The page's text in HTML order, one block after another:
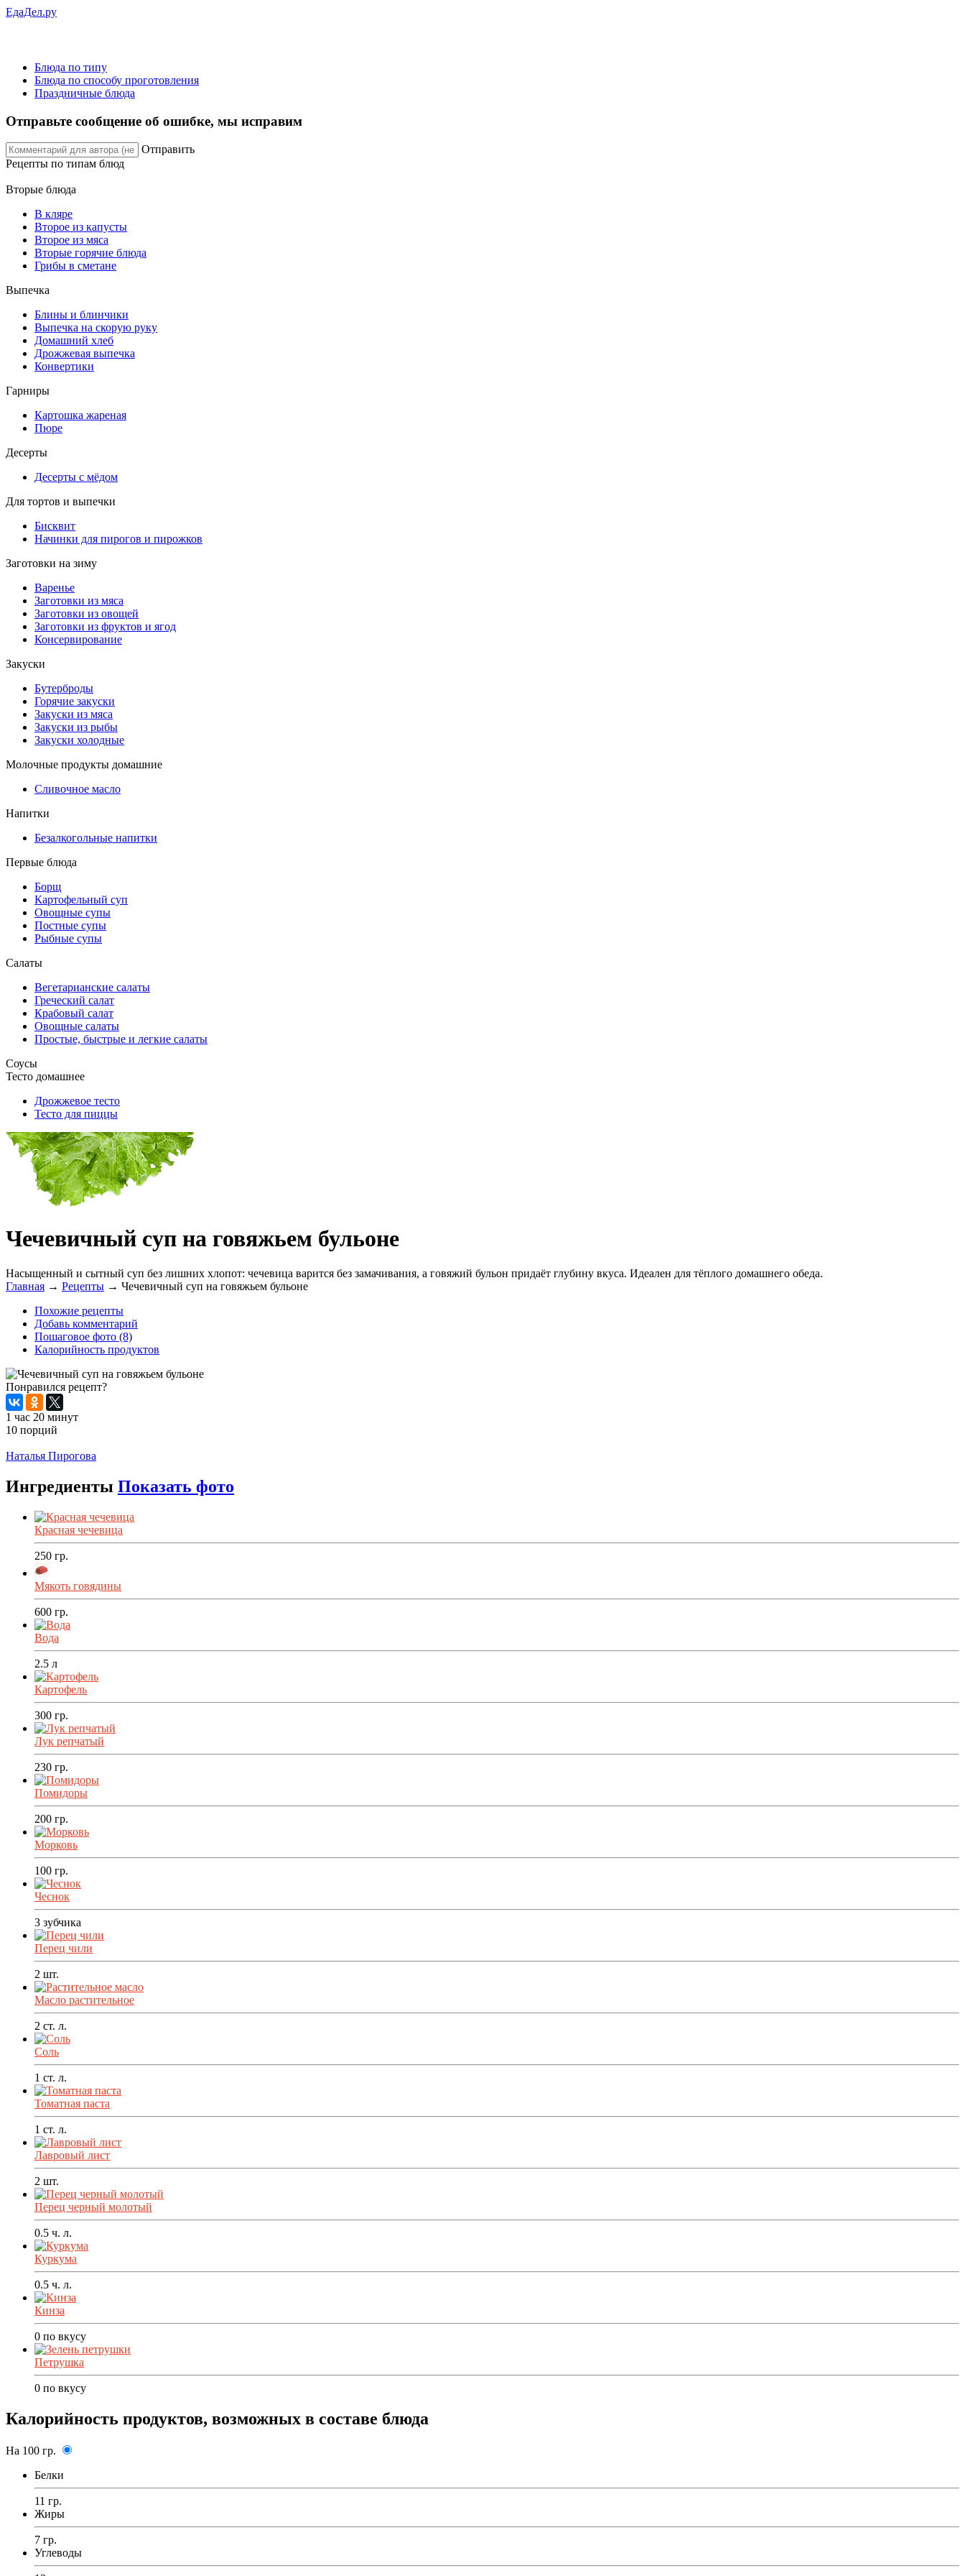
ЕдаДел.ру
Блюда по типу
Блюда по способу проготовления
Праздничные блюда
Отправьте сообщение об ошибке, мы исправим
Отправить
Рецепты по типам блюд
Вторые блюда
В кляре
Второе из капусты
Второе из мяса
Вторые горячие блюда
Грибы в сметане
Выпечка
Блины и блинчики
Выпечка на скорую руку
Домашний хлеб
Дрожжевая выпечка
Конвертики
Гарниры
Картошка жареная
Пюре
Десерты
Десерты с мёдом
Для тортов и выпечки
Бисквит
Начинки для пирогов и пирожков
Заготовки на зиму
Варенье
Заготовки из мяса
Заготовки из овощей
Заготовки из фруктов и ягод
Консервирование
Закуски
Бутерброды
Горячие закуски
Закуски из мяса
Закуски из рыбы
Закуски холодные
Молочные продукты домашние
Сливочное масло
Напитки
Безалкогольные напитки
Первые блюда
Борщ
Картофельный суп
Овощные супы
Постные супы
Рыбные супы
Салаты
Вегетарианские салаты
Греческий салат
Крабовый салат
Овощные салаты
Простые, быстрые и легкие салаты
Соусы
Тесто домашнее
Дрожжевое тесто
Тесто для пиццы
Чечевичный суп на говяжьем бульоне
Насыщенный и сытный суп без лишних хлопот: чечевица варится без замачивания, а говяжий бульон придаёт глубину вкуса. Идеален для тёплого домашнего обеда.
Главная → Рецепты → Чечевичный суп на говяжьем бульоне
Похожие рецепты
Добавь комментарий
Пошаговое фото (8)
Калорийность продуктов
Понравился рецепт?
1 час 20 минут
10 порций
Наталья Пирогова
Ингредиенты Показать фото
Красная чечевица
250 гр.
Мякоть говядины
600 гр.
Вода
2.5 л
Картофель
300 гр.
Лук репчатый
230 гр.
Помидоры
200 гр.
Морковь
100 гр.
Чеснок
3 зубчика
Перец чили
2 шт.
Масло растительное
2 ст. л.
Соль
1 ст. л.
Томатная паста
1 ст. л.
Лавровый лист
2 шт.
Перец черный молотый
0.5 ч. л.
Куркума
0.5 ч. л.
Кинза
0 по вкусу
Петрушка
0 по вкусу
Калорийность продуктов, возможных в составе блюда
На 100 гр.
Белки
11 гр.
Жиры
7 гр.
Углеводы